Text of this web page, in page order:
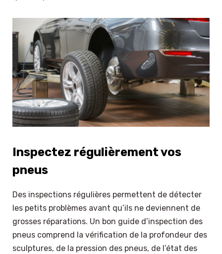
Inspectez régulièrement vos
pneus
Des inspections régulières permettent de détecter
les petits problèmes avant qu’ils ne deviennent de
grosses réparations. Un bon guide d’inspection des
pneus comprend la vérification de la profondeur des
sculptures, de la pression des pneus, de l’état des